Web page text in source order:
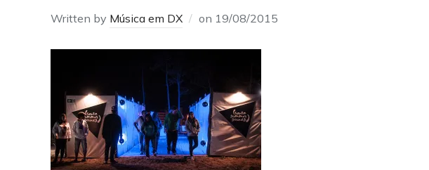
Written by Música em DX on 19/08/2015